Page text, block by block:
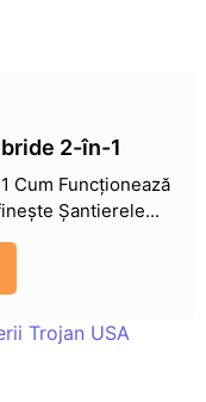
2-în-1
Cum Funcționează
Șantierele...